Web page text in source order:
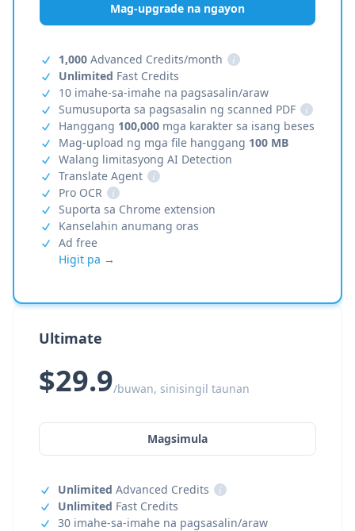
Mag-upgrade na ngayon
1,000 Advanced Credits/month
i
Unlimited Fast Credits
10 imahe-sa-imahe na pagsasalin/araw
Sumusuporta sa pagsasalin ng scanned PDF
i
Hanggang 100,000 mga karakter sa isang beses
Mag-upload ng mga file hanggang 100 MB
Walang limitasyong AI Detection
Translate Agent
i
Pro OCR
i
Suporta sa Chrome extension
Kanselahin anumang oras
Ad free
Higit pa →
Ultimate
$29.9/buwan, sinisingil taunan
Magsimula
Unlimited Advanced Credits
i
Unlimited Fast Credits
30 imahe-sa-imahe na pagsasalin/araw